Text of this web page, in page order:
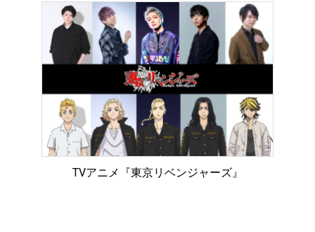
TVアニメ『東京リベンジャーズ』